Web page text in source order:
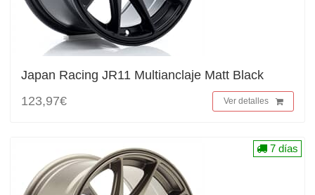
Japan Racing JR11 Multianclaje Matt Black
123,97€
Ver detalles
7 días